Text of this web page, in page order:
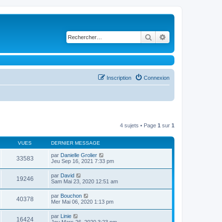
Rechercher
Connexion
Inscription
4 sujets • Page 1 sur 1
VUES DERNIER MESSAGE
33583 par Danielle Grolier
Jeu Sep 16, 2021 7:33 pm
19246 par David
Sam Mai 23, 2020 12:51 am
40378 par Bouchon
Mer Mai 06, 2020 1:13 pm
16424 par Linie